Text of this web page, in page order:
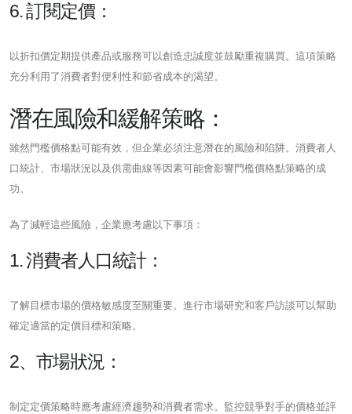
6. 訂閱定價：
以折扣價定期提供產品或服務可以創造忠誠度並鼓勵重複購買。這項策略
充分利用了消費者對便利性和節省成本的渴望。
潛在風險和緩解策略：
雖然門檻價格點可能有效，但企業必須注意潛在的風險和陷阱。消費者人
口統計、市場狀況以及供需曲線等因素可能會影響門檻價格點策略的成
功。
為了減輕這些風險，企業應考慮以下事項：
1. 消費者人口統計：
了解目標市場的價格敏感度至關重要。進行市場研究和客戶訪談可以幫助
確定適當的定價目標和策略。
2、市場狀況：
制定定價策略時應考慮經濟趨勢和消費者需求。監控競爭對手的價格並評